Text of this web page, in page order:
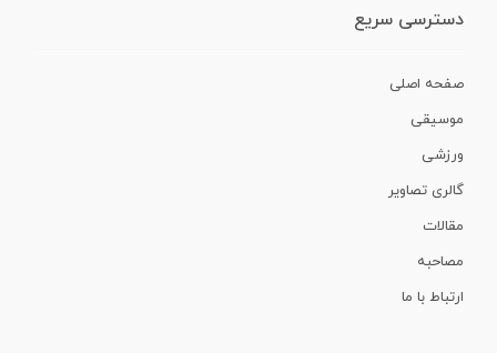
دسترسی سریع
صفحه اصلی
موسیقی
ورزشی
گالری تصاویر
مقالات
مصاحبه
ارتباط با ما